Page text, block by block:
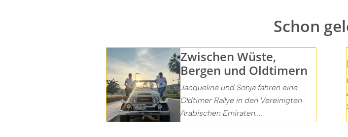
Schon
Zwischen Wüste,
Bergen und Oldtimern
Jacqueline und Sonja fahren eine
Oldtimer Rallye in den Vereinigten
Arabischen Emiraten....